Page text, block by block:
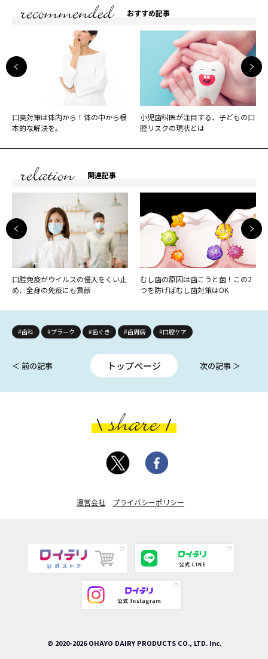
おすすめ記事
口臭対策は体内から！体の中から根
本的な解決を。
小児歯科医が注目する、子どもの口
腔リスクの現状とは
関連記事
口腔免疫がウイルスの侵入をくい止
め、全身の免疫にも貢献
むし歯の原因は歯こうと菌！この2
つを防げばむし歯対策はOK
#歯科 #プラーク #歯ぐき #歯周病 #口腔ケア
＜ 前の記事 トップページ 次の記事 ＞
運営会社 プライバシーポリシー
© 2020-2026 OHAYO DAIRY PRODUCTS CO., LTD. Inc.